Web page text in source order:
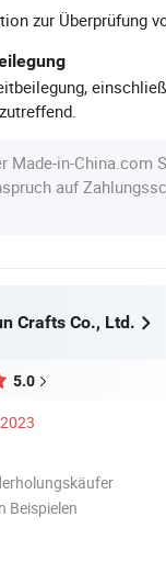
zur Überprüfung
Made-in-China.com
auf
Crafts Co., Ltd.
5.0
Beispielen